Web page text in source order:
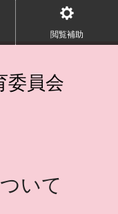
閲覧補助
委員会
いて